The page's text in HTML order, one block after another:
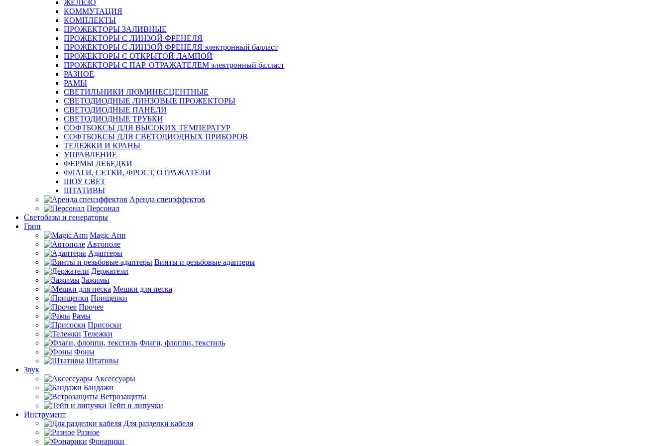
ЖЕЛЕЗО
КОММУТАЦИЯ
КОМПЛЕКТЫ
ПРОЖЕКТОРЫ ЗАЛИВНЫЕ
ПРОЖЕКТОРЫ С ЛИНЗОЙ ФРЕНЕЛЯ
ПРОЖЕКТОРЫ С ЛИНЗОЙ ФРЕНЕЛЯ электронный балласт
ПРОЖЕКТОРЫ С ОТКРЫТОЙ ЛАМПОЙ
ПРОЖЕКТОРЫ С ПАР. ОТРАЖАТЕЛЕМ электронный балласт
РАЗНОЕ
РАМЫ
СВЕТИЛЬНИКИ ЛЮМИНЕСЦЕНТНЫЕ
СВЕТОДИОДНЫЕ ЛИНЗОВЫЕ ПРОЖЕКТОРЫ
СВЕТОДИОДНЫЕ ПАНЕЛИ
СВЕТОДИОДНЫЕ ТРУБКИ
СОФТБОКСЫ ДЛЯ ВЫСОКИХ ТЕМПЕРАТУР
СОФТБОКСЫ ДЛЯ СВЕТОДИОДНЫХ ПРИБОРОВ
ТЕЛЕЖКИ И КРАНЫ
УПРАВЛЕНИЕ
ФЕРМЫ ЛЕБЕДКИ
ФЛАГИ, СЕТКИ, ФРОСТ, ОТРАЖАТЕЛИ
ШОУ СВЕТ
ШТАТИВЫ
Аренда спецэффектов
Персонал
Светобазы и генераторы
Грип
Magic Arm
Автополе
Адаптеры
Винты и резьбовые адаптеры
Держатели
Зажимы
Мешки для песка
Прищепки
Прочее
Рамы
Присоски
Тележки
Флаги, флоппи, текстиль
Фоны
Штативы
Звук
Аксессуары
Бандажи
Ветрозащиты
Тейп и липучки
Инструмент
Для разделки кабеля
Разное
Фонарики